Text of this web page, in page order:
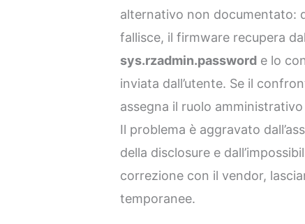
alternativo non documentato:
fallisce, il firmware recupera
sys.rzadmin.password e lo
inviata dall’utente. Se il
assegna il ruolo amministrativo
Il problema è aggravato
della disclosure e
correzione con il vendor,
temporanee.